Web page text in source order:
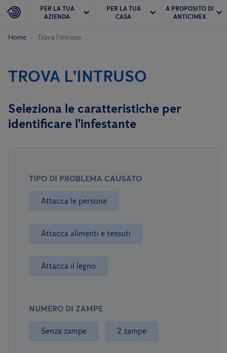
PER LA TUA
AZIENDA
PER LA TUA
CASA
A PROPOSITO DI
ANTICIMEX
Home Trova l'intruso
TROVA L'INTRUSO
Seleziona le caratteristiche per
identificare l'infestante
TIPO DI PROBLEMA CAUSATO
Attacca le persone
Attacca alimenti e tessuti
Attacca il legno
NUMERO DI ZAMPE
Senza zampe 2 zampe